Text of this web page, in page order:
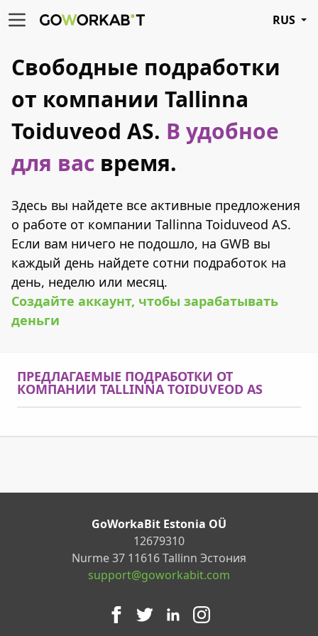
RUS
Свободные подработки
от компании Tallinna
Toiduveod AS. В удобное
для вас время.
Здесь вы найдете все активные предложения
о работе от компании Tallinna Toiduveod AS.
Если вам ничего не подошло, на GWB вы
каждый день найдете сотни подработок на
день, неделю или месяц.
Создайте аккаунт, чтобы зарабатывать
деньги
ПРЕДЛАГАЕМЫЕ ПОДРАБОТКИ ОТ
КОМПАНИИ TALLINNA TOIDUVEOD AS
GoWorkaBit Estonia OÜ
12679310
Nurme 37 11616 Tallinn Эстония
support@goworkabit.com